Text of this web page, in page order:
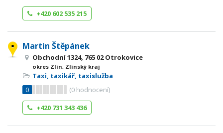
+420 602 535 215
Martin Štěpánek
Obchodní 1324, 765 02 Otrokovice
okres Zlín, Zlínský kraj
Taxi, taxikář, taxislužba
0
(0 hodnocení)
+420 731 343 436